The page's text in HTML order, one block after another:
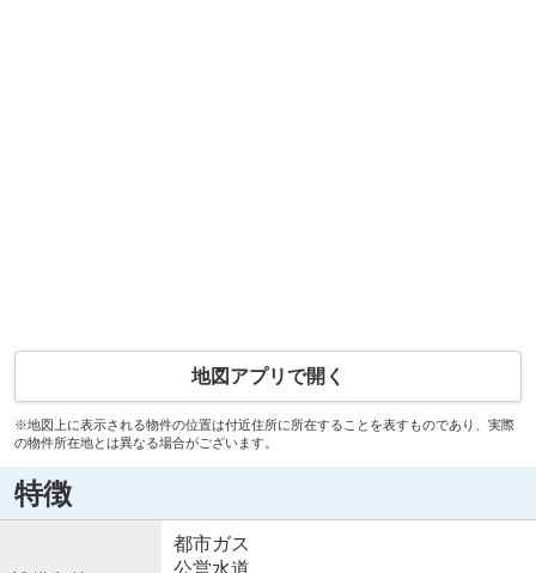
地図アプリで開く
※地図上に表示される物件の位置は付近住所に所在することを表すものであり、実際
の物件所在地とは異なる場合がございます。
特徴
都市ガス